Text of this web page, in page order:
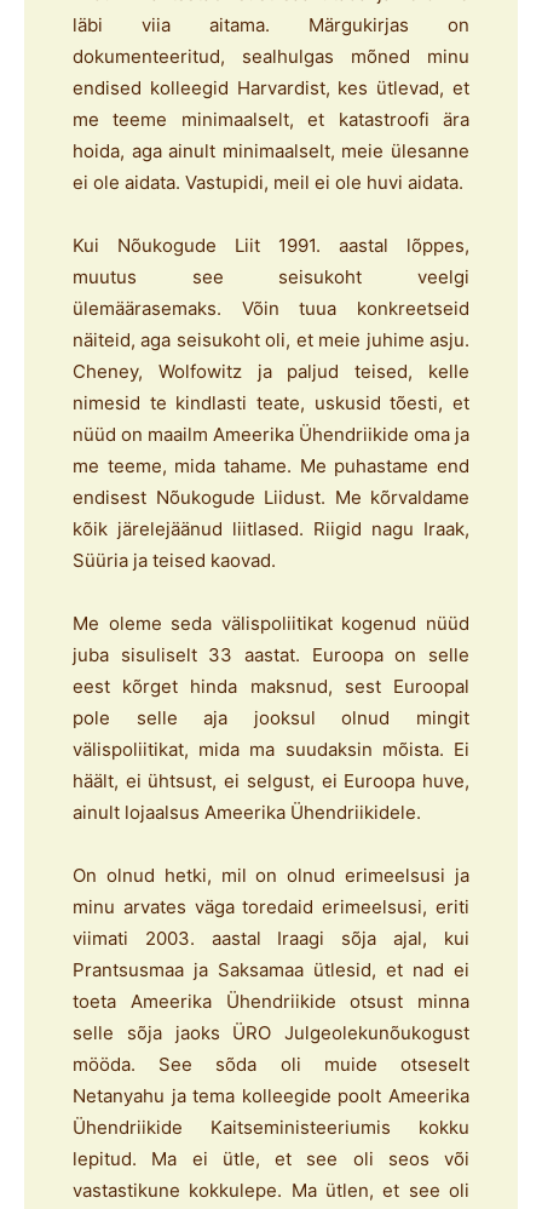
läbi viia aitama. Märgukirjas on
dokumenteeritud, sealhulgas mõned minu
endised kolleegid Harvardist, kes ütlevad, et
me teeme minimaalselt, et katastroofi ära
hoida, aga ainult minimaalselt, meie ülesanne
ei ole aidata. Vastupidi, meil ei ole huvi aidata.
Kui Nõukogude Liit 1991. aastal lõppes,
muutus see seisukoht veelgi
ülemäärasemaks. Võin tuua konkreetseid
näiteid, aga seisukoht oli, et meie juhime asju.
Cheney, Wolfowitz ja paljud teised, kelle
nimesid te kindlasti teate, uskusid tõesti, et
nüüd on maailm Ameerika Ühendriikide oma ja
me teeme, mida tahame. Me puhastame end
endisest Nõukogude Liidust. Me kõrvaldame
kõik järelejäänud liitlased. Riigid nagu Iraak,
Süüria ja teised kaovad.
Me oleme seda välispoliitikat kogenud nüüd
juba sisuliselt 33 aastat. Euroopa on selle
eest kõrget hinda maksnud, sest Euroopal
pole selle aja jooksul olnud mingit
välispoliitikat, mida ma suudaksin mõista. Ei
häält, ei ühtsust, ei selgust, ei Euroopa huve,
ainult lojaalsus Ameerika Ühendriikidele.
On olnud hetki, mil on olnud erimeelsusi ja
minu arvates väga toredaid erimeelsusi, eriti
viimati 2003. aastal Iraagi sõja ajal, kui
Prantsusmaa ja Saksamaa ütlesid, et nad ei
toeta Ameerika Ühendriikide otsust minna
selle sõja jaoks ÜRO Julgeolekunõukogust
mööda. See sõda oli muide otseselt
Netanyahu ja tema kolleegide poolt Ameerika
Ühendriikide Kaitseministeeriumis kokku
lepitud. Ma ei ütle, et see oli seos või
vastastikune kokkulepe. Ma ütlen, et see oli